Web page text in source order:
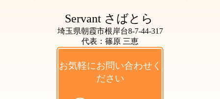
Servant さばとら
埼玉県朝霞市根岸台8-7-44-317
代表：篠原 三恵
お気軽にお問い合わせく
ださい